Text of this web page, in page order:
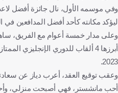
وفي موسمه الأول، نال جائزة أفضل
ليؤكد مكانته كأحد أفضل المدافعين في
وعلى مدار خمسة أعوام مع الفريق،
أبرزها 4 ألقاب للدوري الإنجليزي
2023.
وعقب توقيع العقد، أعرب دياز عن
أحب مانشستر، فهي أصبحت منزلي،